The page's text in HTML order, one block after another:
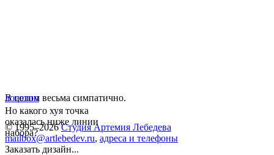
В целом весьма симпатично.
Но какого хуя точка
оказалась ниже линии
набора?
логотип
© 1995–2026 Студия Артемия Лебедева
mailbox@artlebedev.ru, адреса и телефоны
Заказать дизайн...